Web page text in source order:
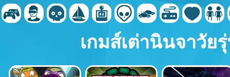
เกมส์เต่านินจาวัย